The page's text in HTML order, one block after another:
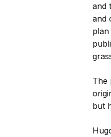
and
and
The
but